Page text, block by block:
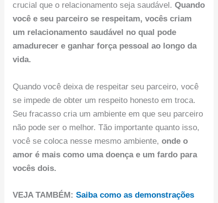
crucial que o relacionamento seja saudável.Quando
você e seu parceiro se respeitam, vocês criam
um relacionamento saudável no qual pode
amadurecer e ganhar força pessoal ao longo da
vida.
Quando você deixa de respeitar seu parceiro, você
se impede de obter um respeito honesto em troca.
Seu fracasso cria um ambiente em que seu parceiro
não pode ser o melhor. Tão importante quanto isso,
você se coloca nesse mesmo ambiente,onde o
amor é mais como uma doença e um fardo para
vocês dois.
VEJA TAMBÉM:Saiba como as demonstrações